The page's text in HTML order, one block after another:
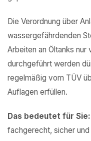
Die Verordnung über
wassergefährdenden
Arbeiten an Öltanks
durchgeführt werden
regelmäßig vom TÜV
Auflagen erfüllen.
Das bedeutet für Sie:
fachgerecht, sicher